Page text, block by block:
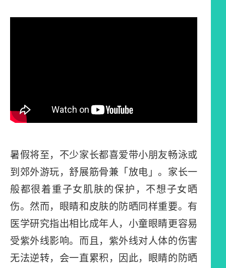
暑假将至，不少家长都喜爱带小朋友畅泳或
到郊外游玩，舒展筋骨兼「放电」。家长一
般都很着重子女肌肤的保护，不想子女晒
伤。然而，眼睛和皮肤的防晒同样重要。有
医学研究指出相比成年人，小童眼睛更容易
受紫外线影响。而且，紫外线对人体的伤害
无法逆转，会一直累积，因此，眼睛的防晒